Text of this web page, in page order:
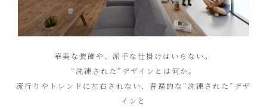
華美な装飾や、派手な仕掛けはいらない。
“洗練された”デザインとは何か。
流行りやトレンドに左右されない、普遍的な”洗練された”デザ
インと